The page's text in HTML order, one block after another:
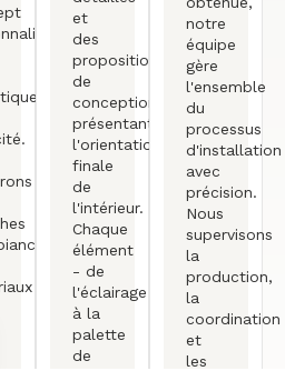
et
des
propositions
de
conception
présentant
l'orientation
finale
de
l'intérieur.
Chaque
élément
- de
l'éclairage
à la
palette
de
notre
équipe
gère
l'ensemble
du
processus
d'installation
avec
précision.
Nous
supervisons
la
production,
la
coordination
et
les